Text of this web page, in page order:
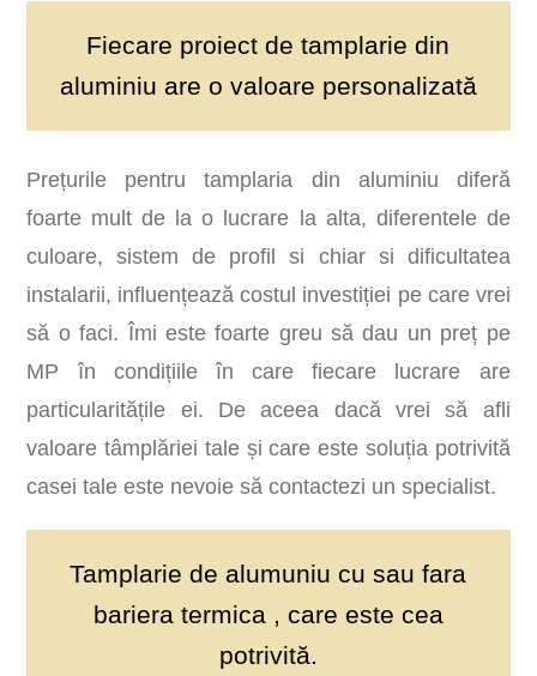
Fiecare proiect de tamplarie din
aluminiu are o valoare personalizată
Prețurile pentru tamplaria din aluminiu diferă
foarte mult de la o lucrare la alta, diferentele de
culoare, sistem de profil si chiar si dificultatea
instalarii, influențează costul investiției pe care vrei
să o faci. Îmi este foarte greu să dau un preț pe
MP în condițiile în care fiecare lucrare are
particularitățile ei. De aceea dacă vrei să afli
valoare tâmplăriei tale și care este soluția potrivită
casei tale este nevoie să contactezi un specialist.
Tamplarie de alumuniu cu sau fara
bariera termica , care este cea
potrivită.